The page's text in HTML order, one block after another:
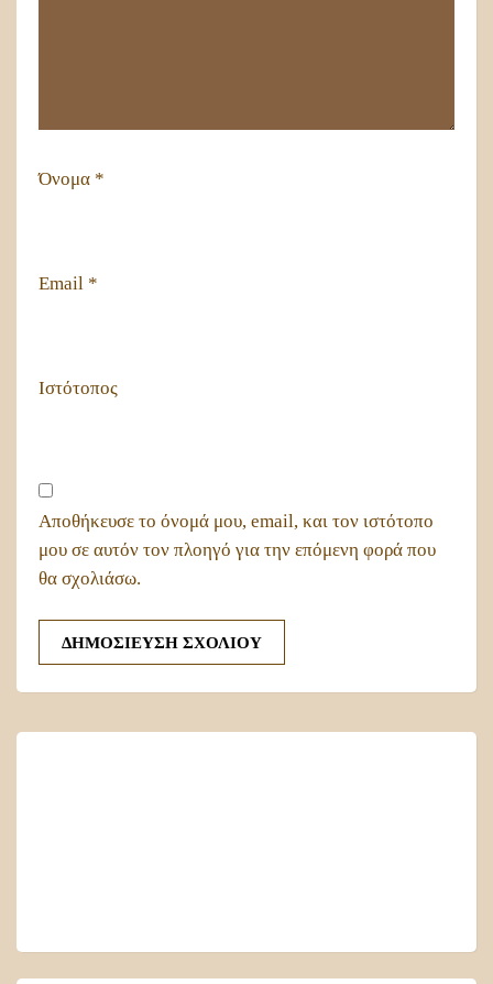
Όνομα *
Email *
Ιστότοπος
Αποθήκευσε το όνομά μου, email, και τον ιστότοπο
μου σε αυτόν τον πλοηγό για την επόμενη φορά που
θα σχολιάσω.